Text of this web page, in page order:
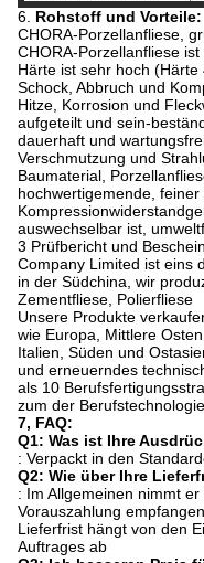
6. Rohstoff und Vorteile:
CHORA-Porzellanfliese,
CHORA-Porzellanfliese
Härte ist sehr hoch (Härte
Schock, Abbruch und
Hitze, Korrosion und
aufgeteilt und sein-
dauerhaft und
Verschmutzung und
Baumaterial,
hochwertigemende,
auswechselbar ist,
3 Prüfbericht und
Company Limited ist eins
in der Südchina, wir
Zementfliese, Polierfliese
Unsere Produkte
wie Europa, Mittlere
Italien, Süden und
und erneuerndes
als 10
zum der
7, FAQ:
Q1: Was ist Ihre
: Verpackt in den
Q2: Wie über Ihre
: Im Allgemeinen nimmt
Vorauszahlung
Lieferfrist hängt von den
Auftrages ab